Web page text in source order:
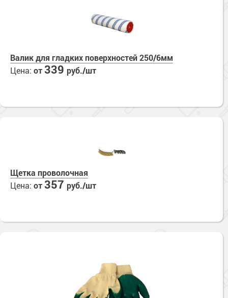
Валик для гладких поверхностей 250/6мм
Цена: от339 руб./шт
Щетка проволочная
Цена: от357 руб./шт